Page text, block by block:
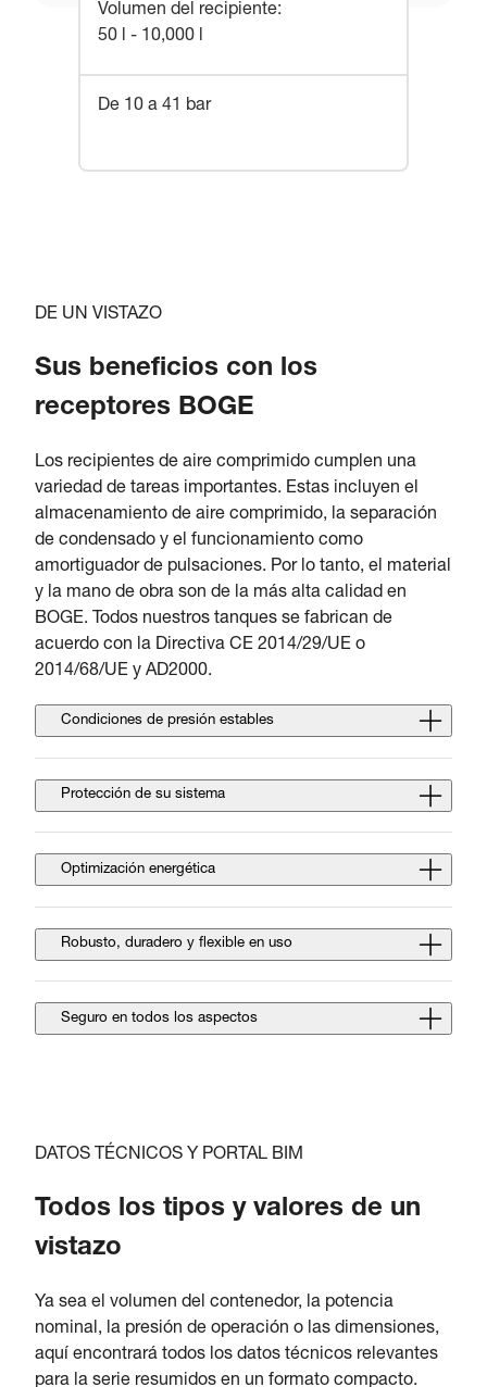
Volumen del recipiente:
50 l - 10,000 l
De 10 a 41 bar
DE UN VISTAZO
Sus beneficios con los
receptores BOGE
Los recipientes de aire comprimido cumplen una
variedad de tareas importantes. Estas incluyen el
almacenamiento de aire comprimido, la separación
de condensado y el funcionamiento como
amortiguador de pulsaciones. Por lo tanto, el material
y la mano de obra son de la más alta calidad en
BOGE. Todos nuestros tanques se fabrican de
acuerdo con la Directiva CE 2014/29/UE o
2014/68/UE y AD2000.
Condiciones de presión estables
Protección de su sistema
Optimización energética
Robusto, duradero y flexible en uso
Seguro en todos los aspectos
DATOS TÉCNICOS Y PORTAL BIM
Todos los tipos y valores de un
vistazo
Ya sea el volumen del contenedor, la potencia
nominal, la presión de operación o las dimensiones,
aquí encontrará todos los datos técnicos relevantes
para la serie resumidos en un formato compacto.